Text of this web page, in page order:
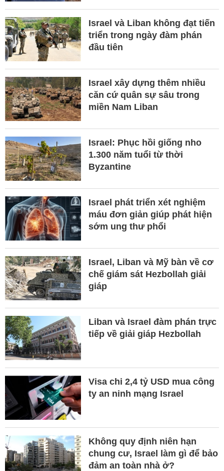
Israel và Liban không đạt tiến
triển trong ngày đàm phán
đầu tiên
Israel xây dựng thêm nhiều
căn cứ quân sự sâu trong
miền Nam Liban
Israel: Phục hồi giống nho
1.300 năm tuổi từ thời
Byzantine
Israel phát triển xét nghiệm
máu đơn giản giúp phát hiện
sớm ung thư phổi
Israel, Liban và Mỹ bàn về cơ
chế giám sát Hezbollah giải
giáp
Liban và Israel đàm phán trực
tiếp về giải giáp Hezbollah
Visa chi 2,4 tỷ USD mua công
ty an ninh mạng Israel
Không quy định niên hạn
chung cư, Israel làm gì để bảo
đảm an toàn nhà ở?